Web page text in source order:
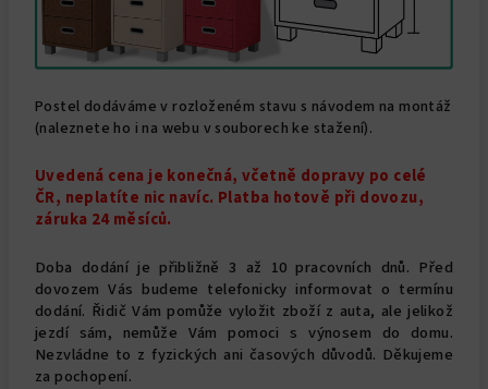
Postel dodáváme v rozloženém stavu s návodem na montáž
(naleznete ho i na webu v souborech ke stažení).
Uvedená cena je konečná, včetně dopravy po celé
ČR, neplatíte nic navíc. Platba hotově při dovozu,
záruka 24 měsíců.
Doba dodání je přibližně 3 až 10 pracovních dnů. Před
dovozem Vás budeme telefonicky informovat o termínu
dodání. Řidič Vám pomůže vyložit zboží z auta, ale jelikož
jezdí sám, nemůže Vám pomoci s výnosem do domu.
Nezvládne to z fyzických ani časových důvodů. Děkujeme
za pochopení.